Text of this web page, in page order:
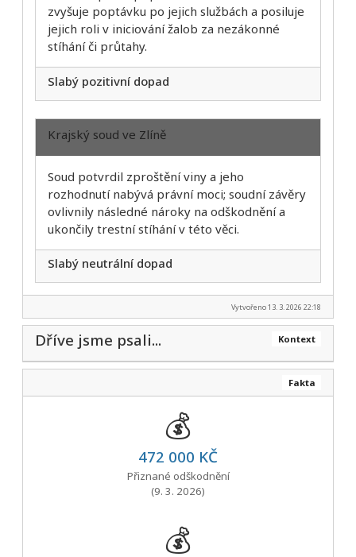
zvyšuje poptávku po jejich službách a posiluje
jejich roli v iniciování žalob za nezákonné
stíhání či průtahy.
Slabý pozitivní dopad
Krajský soud ve Zlíně
Soud potvrdil zproštění viny a jeho
rozhodnutí nabývá právní moci; soudní závěry
ovlivnily následné nároky na odškodnění a
ukončily trestní stíhání v této věci.
Slabý neutrální dopad
Vytvořeno 13. 3. 2026 22:18
Kontext
Dříve jsme psali...
Fakta
💰
472 000 KČ
Přiznané odškodnění
(9. 3. 2026)
💰